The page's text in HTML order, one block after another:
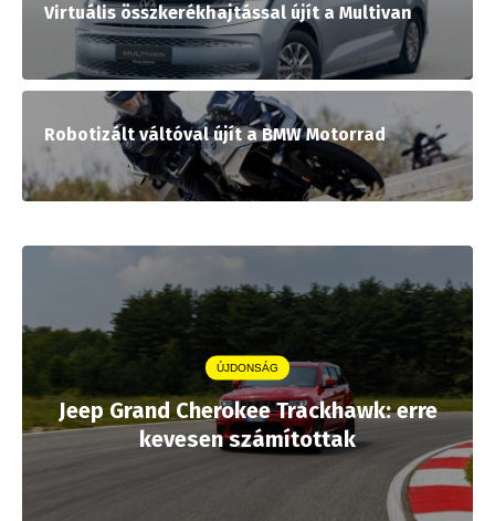
Virtuális összkerékhajtással újít a Multivan
Robotizált váltóval újít a BMW Motorrad
ÚJDONSÁG
Jeep Grand Cherokee Trackhawk: erre
kevesen számítottak